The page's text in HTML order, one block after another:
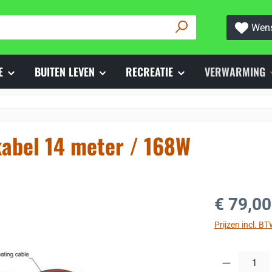
BUITEN LEVEN RECREATIE VERWARMING
14 meter / 168W
Normale prijs:
€ 79,00
Prijzen incl.